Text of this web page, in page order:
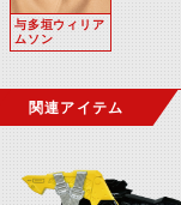
与多垣ウィリア
ムソン
関連アイテム